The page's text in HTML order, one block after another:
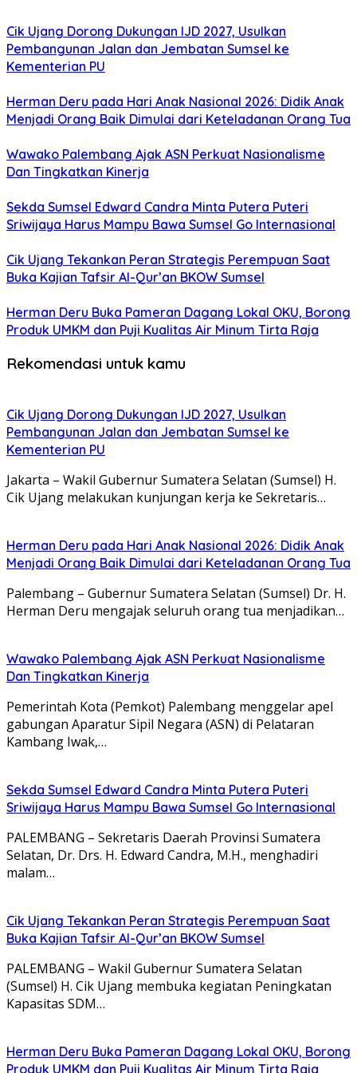
Cik Ujang Dorong Dukungan IJD 2027, Usulkan
Pembangunan Jalan dan Jembatan Sumsel ke
Kementerian PU
Herman Deru pada Hari Anak Nasional 2026: Didik Anak
Menjadi Orang Baik Dimulai dari Keteladanan Orang Tua
Wawako Palembang Ajak ASN Perkuat Nasionalisme
Dan Tingkatkan Kinerja
Sekda Sumsel Edward Candra Minta Putera Puteri
Sriwijaya Harus Mampu Bawa Sumsel Go Internasional
Cik Ujang Tekankan Peran Strategis Perempuan Saat
Buka Kajian Tafsir Al-Qur’an BKOW Sumsel
Herman Deru Buka Pameran Dagang Lokal OKU, Borong
Produk UMKM dan Puji Kualitas Air Minum Tirta Raja
Rekomendasi untuk kamu
Cik Ujang Dorong Dukungan IJD 2027, Usulkan
Pembangunan Jalan dan Jembatan Sumsel ke
Kementerian PU
Jakarta – Wakil Gubernur Sumatera Selatan (Sumsel) H.
Cik Ujang melakukan kunjungan kerja ke Sekretaris…
Herman Deru pada Hari Anak Nasional 2026: Didik Anak
Menjadi Orang Baik Dimulai dari Keteladanan Orang Tua
Palembang – Gubernur Sumatera Selatan (Sumsel) Dr. H.
Herman Deru mengajak seluruh orang tua menjadikan…
Wawako Palembang Ajak ASN Perkuat Nasionalisme
Dan Tingkatkan Kinerja
Pemerintah Kota (Pemkot) Palembang menggelar apel
gabungan Aparatur Sipil Negara (ASN) di Pelataran
Kambang Iwak,…
Sekda Sumsel Edward Candra Minta Putera Puteri
Sriwijaya Harus Mampu Bawa Sumsel Go Internasional
PALEMBANG – Sekretaris Daerah Provinsi Sumatera
Selatan, Dr. Drs. H. Edward Candra, M.H., menghadiri
malam…
Cik Ujang Tekankan Peran Strategis Perempuan Saat
Buka Kajian Tafsir Al-Qur’an BKOW Sumsel
PALEMBANG – Wakil Gubernur Sumatera Selatan
(Sumsel) H. Cik Ujang membuka kegiatan Peningkatan
Kapasitas SDM…
Herman Deru Buka Pameran Dagang Lokal OKU, Borong
Produk UMKM dan Puji Kualitas Air Minum Tirta Raja